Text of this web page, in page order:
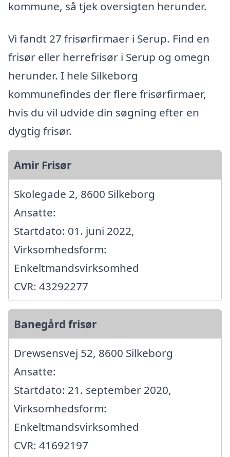
kommune, så tjek oversigten herunder.
Vi fandt 27 frisørfirmaer i Serup. Find en
frisør eller herrefrisør i Serup og omegn
herunder. I hele Silkeborg
kommunefindes der flere frisørfirmaer,
hvis du vil udvide din søgning efter en
dygtig frisør.
Amir Frisør
Skolegade 2, 8600 Silkeborg
Ansatte:
Startdato: 01. juni 2022,
Virksomhedsform:
Enkeltmandsvirksomhed
CVR: 43292277
Banegård frisør
Drewsensvej 52, 8600 Silkeborg
Ansatte:
Startdato: 21. september 2020,
Virksomhedsform:
Enkeltmandsvirksomhed
CVR: 41692197